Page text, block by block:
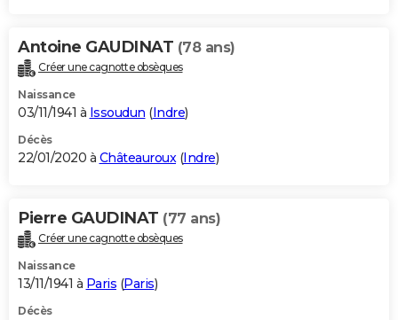
Antoine GAUDINAT (78 ans)
Créer une cagnotte obsèques
Naissance
03/11/1941 à Issoudun (Indre)
Décès
22/01/2020 à Châteauroux(Indre)
Pierre GAUDINAT (77 ans)
Créer une cagnotte obsèques
Naissance
13/11/1941 à Paris (Paris)
Décès